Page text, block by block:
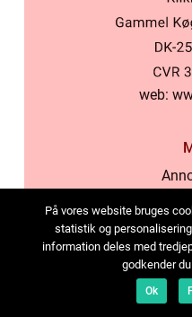
web:
På vores website bruges
statistik og
information deles med
godkender
Ok